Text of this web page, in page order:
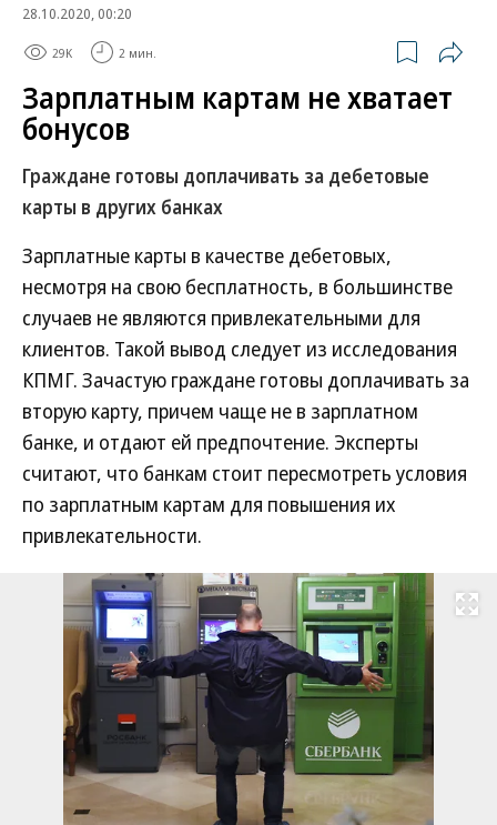
28.10.2020, 00:20
29K 2 мин.
Зарплатным картам не хватает
бонусов
Граждане готовы доплачивать за дебетовые
карты в других банках
Зарплатные карты в качестве дебетовых,
несмотря на свою бесплатность, в большинстве
случаев не являются привлекательными для
клиентов. Такой вывод следует из исследования
КПМГ. Зачастую граждане готовы доплачивать за
вторую карту, причем чаще не в зарплатном
банке, и отдают ей предпочтение. Эксперты
считают, что банкам стоит пересмотреть условия
по зарплатным картам для повышения их
привлекательности.
Развернуть